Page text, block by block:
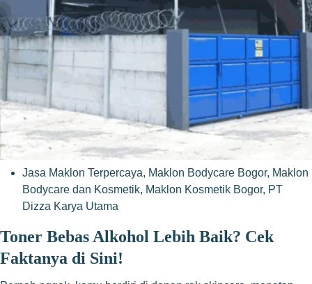
Jasa Maklon Terpercaya, Maklon Bodycare Bogor, Maklon
Bodycare dan Kosmetik, Maklon Kosmetik Bogor, PT
Dizza Karya Utama
Toner Bebas Alkohol Lebih Baik? Cek
Faktanya di Sini!